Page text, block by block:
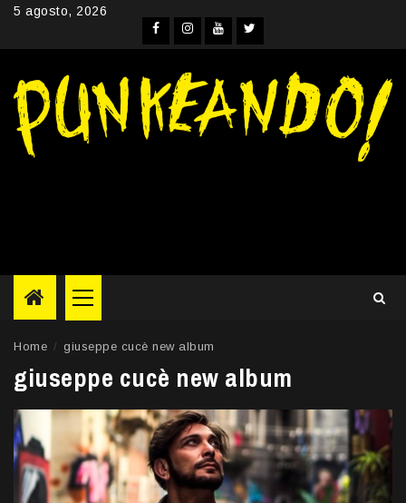
Skip5 agosto, 2026
Facebook
Instagram
YouTube
Twitter
Primary
Menu
Home giuseppe cucè new album
giuseppe cucè new album